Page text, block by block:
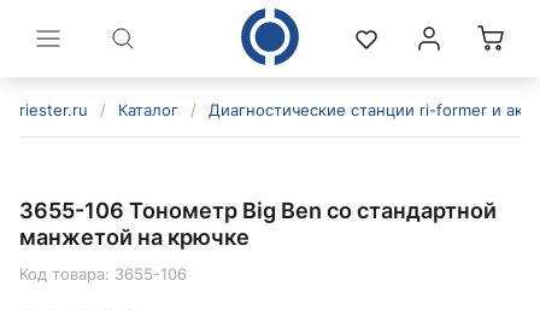
riester.ru / Каталог / Диагностические станции ri-former и
3655-106 Тонометр Big Ben со стандартной
манжетой на крючке
Код товара: 3655-106